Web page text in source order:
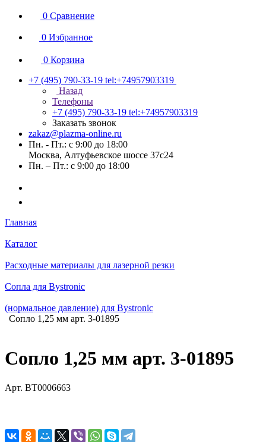
0 Сравнение
0 Избранное
0 Корзина
+7 (495) 790-33-19 tel:+74957903319
Назад
Телефоны
+7 (495) 790-33-19 tel:+74957903319
Заказать звонок
zakaz@plazma-online.ru
Пн. - Пт.: с 9:00 до 18:00
Москва, Алтуфьевское шоссе 37с24
Пн. – Пт.: с 9:00 до 18:00
Главная
Каталог
Расходные материалы для лазерной резки
Сопла для Bystronic
(нормальное давление) для Bystronic
Сопло 1,25 мм арт. 3-01895
Сопло 1,25 мм арт. 3-01895
Арт. BT0006663